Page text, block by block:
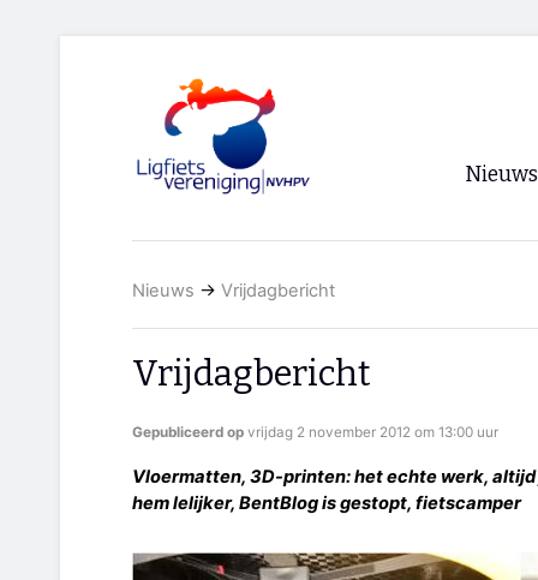
Nieuws
Nieuws → Vrijdagbericht
Vrijdagbericht
Gepubliceerd op vrijdag 2 november 2012 om 13:00 uur
Vloermatten, 3D-printen: het echte werk,
hem lelijker, BentBlog is gestopt, fietscamper